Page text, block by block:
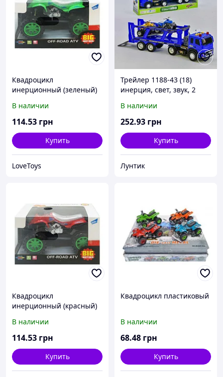
Квадроцикл
инерционный (зеленый)
В наличии
114.53 грн
Купить
LoveToys
Трейлер 1188-43 (18)
инерция, свет, звук, 2
В наличии
252.93 грн
Купить
Лунтик
Квадроцикл
инерционный (красный)
В наличии
114.53 грн
Купить
Квадроцикл пластиковый
В наличии
68.48 грн
Купить